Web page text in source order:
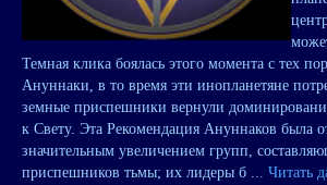
Темная клика боялась этого момента с тех
Ануннаки, в то время эти инопланетяне
земные приспешники вернули
к Свету. Эта Рекомендация Ануннаков была
значительным увеличением групп,
приспешников тьмы; их лидеры б ... Читать